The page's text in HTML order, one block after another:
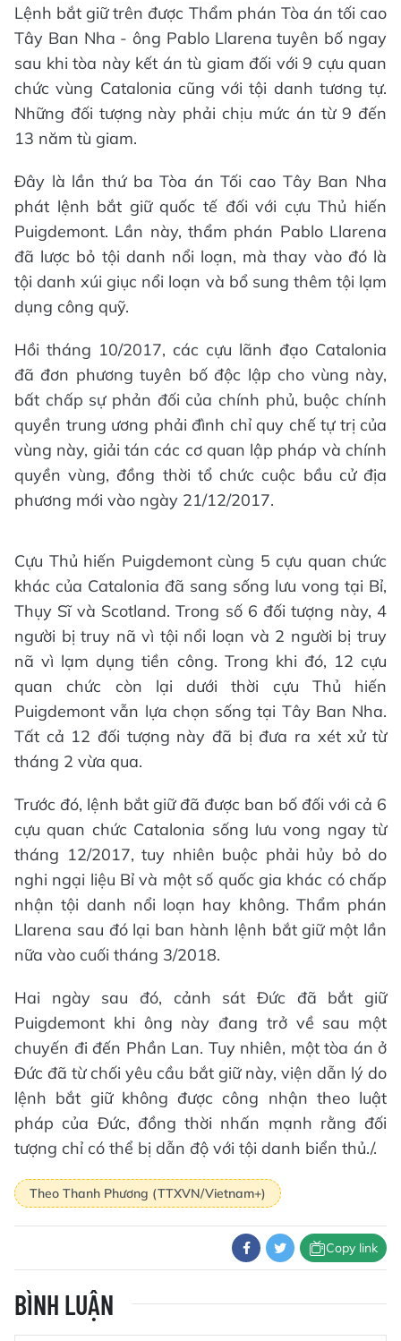
Lệnh bắt giữ trên được Thẩm phán Tòa án tối cao
Tây Ban Nha - ông Pablo Llarena tuyên bố ngay
sau khi tòa này kết án tù giam đối với 9 cựu quan
chức vùng Catalonia cũng với tội danh tương tự.
Những đối tượng này phải chịu mức án từ 9 đến
13 năm tù giam.
Đây là lần thứ ba Tòa án Tối cao Tây Ban Nha
phát lệnh bắt giữ quốc tế đối với cựu Thủ hiến
Puigdemont. Lần này, thẩm phán Pablo Llarena
đã lược bỏ tội danh nổi loạn, mà thay vào đó là
tội danh xúi giục nổi loạn và bổ sung thêm tội lạm
dụng công quỹ.
Hồi tháng 10/2017, các cựu lãnh đạo Catalonia
đã đơn phương tuyên bố độc lập cho vùng này,
bất chấp sự phản đối của chính phủ, buộc chính
quyền trung ương phải đình chỉ quy chế tự trị của
vùng này, giải tán các cơ quan lập pháp và chính
quyền vùng, đồng thời tổ chức cuộc bầu cử địa
phương mới vào ngày 21/12/2017.
Cựu Thủ hiến Puigdemont cùng 5 cựu quan chức
khác của Catalonia đã sang sống lưu vong tại Bỉ,
Thụy Sĩ và Scotland. Trong số 6 đối tượng này, 4
người bị truy nã vì tội nổi loạn và 2 người bị truy
nã vì lạm dụng tiền công. Trong khi đó, 12 cựu
quan chức còn lại dưới thời cựu Thủ hiến
Puigdemont vẫn lựa chọn sống tại Tây Ban Nha.
Tất cả 12 đối tượng này đã bị đưa ra xét xử từ
tháng 2 vừa qua.
Trước đó, lệnh bắt giữ đã được ban bố đối với cả 6
cựu quan chức Catalonia sống lưu vong ngay từ
tháng 12/2017, tuy nhiên buộc phải hủy bỏ do
nghi ngại liệu Bỉ và một số quốc gia khác có chấp
nhận tội danh nổi loạn hay không. Thẩm phán
Llarena sau đó lại ban hành lệnh bắt giữ một lần
nữa vào cuối tháng 3/2018.
Hai ngày sau đó, cảnh sát Đức đã bắt giữ
Puigdemont khi ông này đang trở về sau một
chuyến đi đến Phần Lan. Tuy nhiên, một tòa án ở
Đức đã từ chối yêu cầu bắt giữ này, viện dẫn lý do
lệnh bắt giữ không được công nhận theo luật
pháp của Đức, đồng thời nhấn mạnh rằng đối
tượng chỉ có thể bị dẫn độ với tội danh biển thủ./.
Theo Thanh Phương (TTXVN/Vietnam+)
Copy link
BÌNH LUẬN